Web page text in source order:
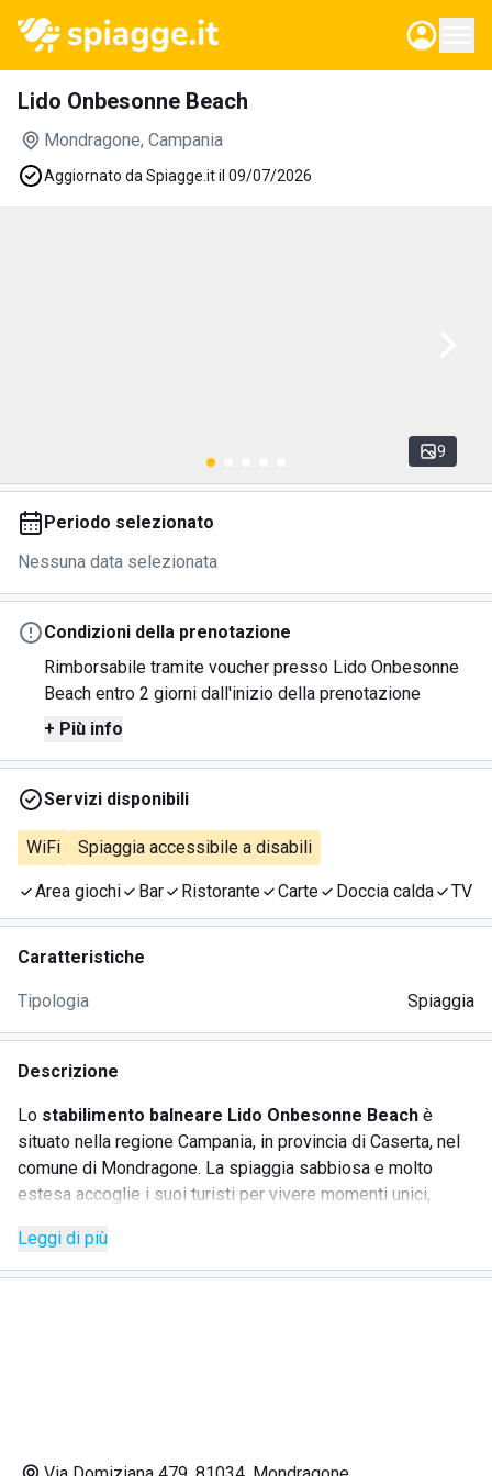
Lido Onbesonne Beach
Mondragone, Campania
Aggiornato da Spiagge.it il 09/07/2026
9
Periodo selezionato
Nessuna data selezionata
Condizioni della prenotazione
Rimborsabile tramite voucher presso Lido Onbesonne
Beach entro 2 giorni dall'inizio della prenotazione
+ Più info
Servizi disponibili
WiFi Spiaggia accessibile a disabili
Area giochi Bar Ristorante Carte Doccia calda TV
Caratteristiche
Tipologia Spiaggia
Descrizione
Lo stabilimento balneare Lido Onbesonne Beach è
situato nella regione Campania, in provincia di Caserta, nel
comune di Mondragone. La spiaggia sabbiosa e molto
estesa accoglie i suoi turisti per vivere momenti unici,
sapranno rendere speciale il tuo soggiorno. La struttura è
ideale per i piccoli ospiti e offre giorni di relax e pace.
Leggi di più